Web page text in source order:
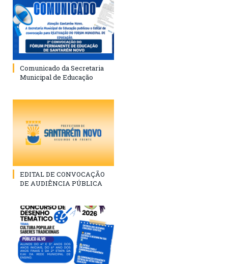
Comunicado da Secretaria
Municipal de Educação
EDITAL DE CONVOCAÇÃO
DE AUDIÊNCIA PÚBLICA